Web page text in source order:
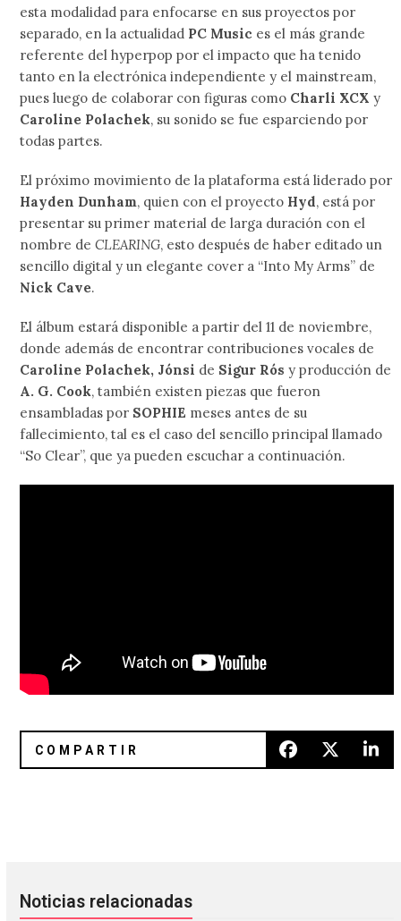
esta modalidad para enfocarse en sus proyectos por
separado, en la actualidad PC Music es el más grande
referente del hyperpop por el impacto que ha tenido
tanto en la electrónica independiente y el mainstream,
pues luego de colaborar con figuras como Charli XCX y
Caroline Polachek, su sonido se fue esparciendo por
todas partes.
El próximo movimiento de la plataforma está liderado por
Hayden Dunham, quien con el proyecto Hyd, está por
presentar su primer material de larga duración con el
nombre deCLEARING, esto después de haber editado un
sencillo digital y un elegante cover a “Into My Arms” de
Nick Cave.
El álbum estará disponible a partir del 11 de noviembre,
donde además de encontrar contribuciones vocales de
Caroline Polachek, Jónsi de Sigur Rós y producción de
A. G. Cook, también existen piezas que fueron
ensambladas por SOPHIE meses antes de su
fallecimiento, tal es el caso del sencillo principal llamado
“So Clear”, que ya pueden escuchar a continuación.
Noticias relacionadas